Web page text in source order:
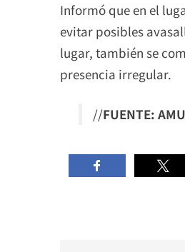
Informó que en el
evitar posibles
lugar, también se
presencia irregular.
//FUENTE: